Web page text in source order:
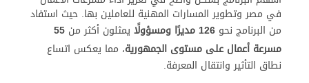
في مصر وتطوير المسارات المهنية للعاملين بها. حيث استفاد
من البرنامج نحو 126 مديرًا ومسؤولًا يمثلون أكثر من 55
مسرعة أعمال على مستوى الجمهورية، مما يعكس اتساع
نطاق التأثير وانتقال المعرفة.